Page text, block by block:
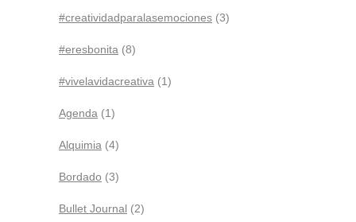
#creatividadparalasemociones (3)
#eresbonita (8)
#vivelavidacreativa (1)
Agenda (1)
Alquimia (4)
Bordado (3)
Bullet Journal (2)